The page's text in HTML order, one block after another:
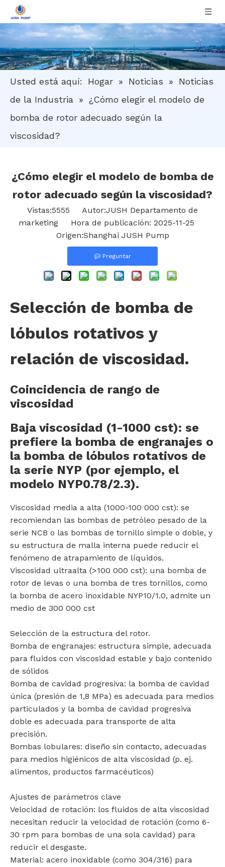
Usted está aquí: Hogar » Noticias »
Noticias
de la Industria » ¿Cómo elegir el modelo de
bomba de rotor adecuado según la
viscosidad?
¿Cómo elegir el modelo de bomba de
rotor adecuado según la viscosidad?
Vistas:5555 Autor:JUSH Departamento de
marketing Hora de publicación: 2025-11-25
Origen:Shanghai JUSH Pump
Preguntar
Selección de bomba de
lóbulos rotativos y
relación de viscosidad.
Coincidencia de rango de
viscosidad
Baja viscosidad (1-1000 cst): se
prefiere la bomba de engranajes o
la bomba de lóbulos rotativos de
la serie NYP (por ejemplo, el
modelo NYP0.78/2.3).
Viscosidad media a alta (1000-100 000 cst): se
recomiendan las bombas de petróleo pesado de la
serie NCB o las bombas de tornillo simple o doble, y
su estructura de malla interna puede reducir el
fenómeno de atrapamiento de líquidos.
Viscosidad ultraalta (>100 000 cst): una bomba de
rotor de levas o una bomba de tres tornillos, como
la bomba de acero inoxidable NYP10/1.0, admite un
medio de 300 000 cst
Selección de la estructura del rotor.
Bomba de engranajes: estructura simple, adecuada
para fluidos con viscosidad estable y bajo contenido
de sólidos
Bomba de cavidad progresiva: la bomba de cavidad
única (presión de 1,8 MPa) es adecuada para medios
particulados y la bomba de cavidad progresiva
doble es adecuada para transporte de alta
precisión.
Bombas lobulares: diseño sin contacto, adecuadas
para medios higiénicos de alta viscosidad (p. ej.
alimentos, productos farmacéuticos)
Ajustes de parámetros clave
Velocidad de rotación: los fluidos de alta viscosidad
necesitan reducir la velocidad de rotación (como 6-
30 rpm para bombas de una sola cavidad) para
reducir el desgaste.
Material: acero inoxidable (como 304/316) para